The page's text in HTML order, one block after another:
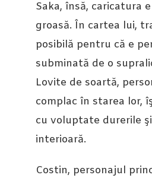
Saka, însă, caricatura
groasă. În cartea lui,
posibilă pentru că e
subminată de o
Lovite de soartă,
complac în starea lor,
cu voluptate durerile
interioară.
Costin, personajul